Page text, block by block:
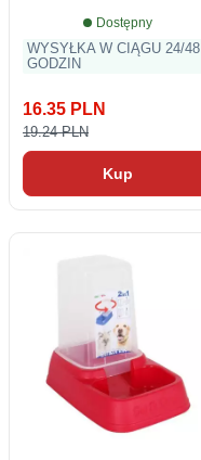
Dostępny
WYSYŁKA W CIĄGU 24/48
GODZIN
16.35 PLN
19.24 PLN
Kup